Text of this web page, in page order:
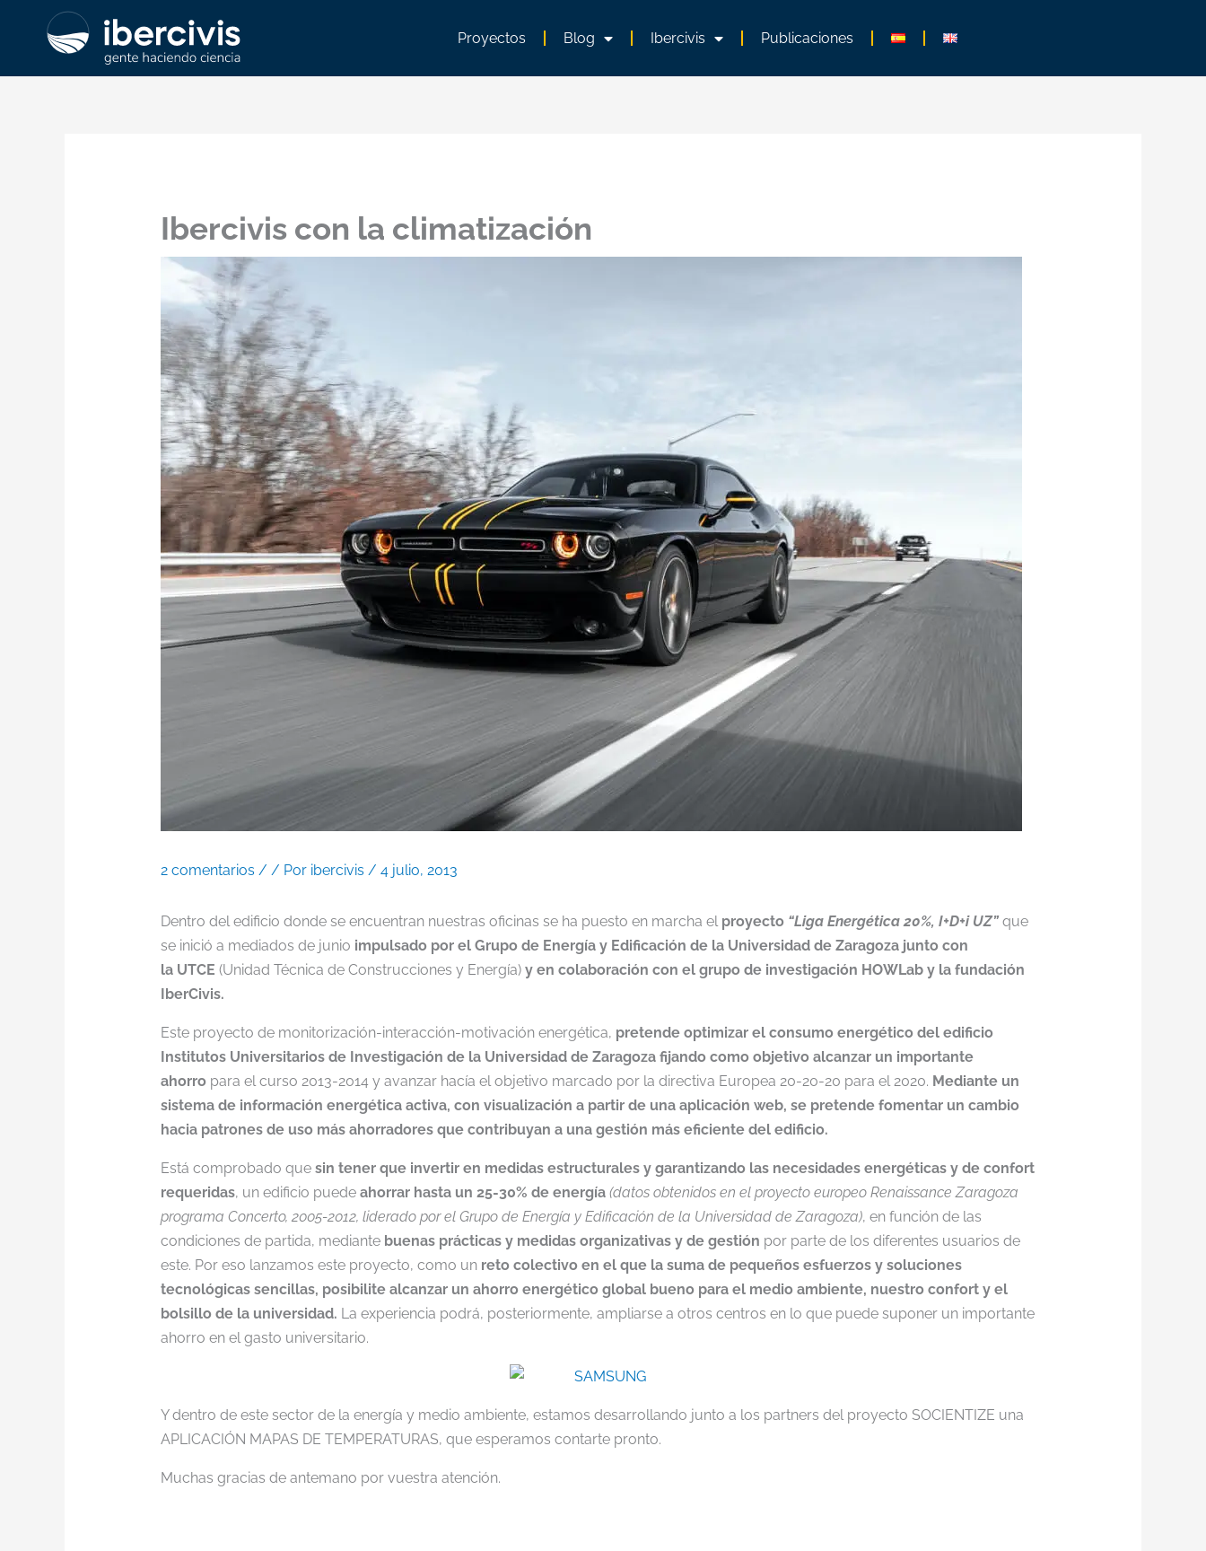
contenido
Proyectos Blog Ibercivis Publicaciones
Ibercivis con la climatización
2 comentarios / / Por ibercivis / 4 julio, 2013
Dentro del edificio donde se encuentran nuestras oficinas se ha puesto en marcha elproyecto “Liga Energética 20%, I+D+i UZ” que
se inició a mediados de junio impulsado por el Grupo de Energía y Edificación de la Universidad de Zaragoza junto con
la UTCE (Unidad Técnica de Construcciones y Energía)y en colaboración con el grupo de investigación HOWLab y la fundación
IberCivis.
Este proyecto de monitorización-interacción-motivación energética, pretende optimizar el consumo energético del edificio
Institutos Universitarios de Investigación de la Universidad de Zaragoza fijando como objetivo alcanzar un importante
ahorro para el curso 2013-2014 y avanzar hacía el objetivo marcado por la directiva Europea 20-20-20 para el 2020. Mediante un
sistema de información energética activa, con visualización a partir de una aplicación web, se pretende fomentar un cambio
hacia patrones de uso más ahorradores que contribuyan a una gestión más eficiente del edificio.
Está comprobado que sin tener que invertir en medidas estructurales y garantizando las necesidades energéticas y de confort
requeridas, un edificio puede ahorrar hasta un 25-30% de energía (datos obtenidos en el proyecto europeo Renaissance Zaragoza
programa Concerto, 2005-2012, liderado por el Grupo de Energía y Edificación de la Universidad de Zaragoza), en función de las
condiciones de partida, mediante buenas prácticas y medidas organizativas y de gestión por parte de los diferentes usuarios de
este. Por eso lanzamos este proyecto, como un reto colectivo en el que la suma de pequeños esfuerzos y soluciones
tecnológicas sencillas, posibilite alcanzar un ahorro energético global bueno para el medio ambiente, nuestro confort y el
bolsillo de la universidad. La experiencia podrá, posteriormente, ampliarse a otros centros en lo que puede suponer un importante
ahorro en el gasto universitario.
Y dentro de este sector de la energía y medio ambiente, estamos desarrollando junto a los partners del proyecto SOCIENTIZE una
APLICACIÓN MAPAS DE TEMPERATURAS, que esperamos contarte pronto.
Muchas gracias de antemano por vuestra atención.